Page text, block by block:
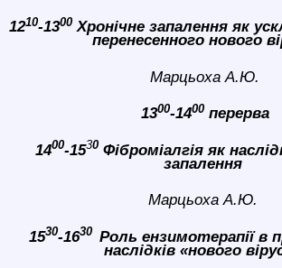
1210-1300 Хронічне запалення як
перенесенного нового
Марцьоха А.Ю.
1300-1400перерва
1400-1530Фіброміалгія як
запалення
Марцьоха А.Ю.
1530-1630 Роль ензимотерапії в
наслідків «нового